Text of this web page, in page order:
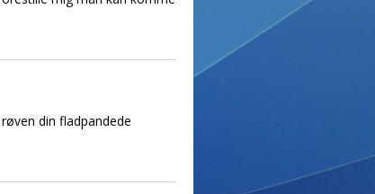
din fladpandede